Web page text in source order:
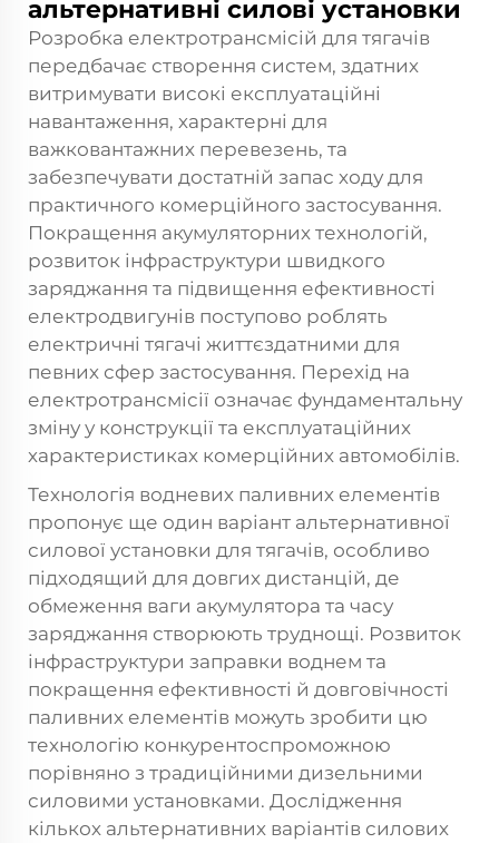
альтернативні силові установки
Розробка електротрансмісій для тягачів
передбачає створення систем, здатних
витримувати високі експлуатаційні
навантаження, характерні для
важковантажних перевезень, та
забезпечувати достатній запас ходу для
практичного комерційного застосування.
Покращення акумуляторних технологій,
розвиток інфраструктури швидкого
заряджання та підвищення ефективності
електродвигунів поступово роблять
електричні тягачі життєздатними для
певних сфер застосування. Перехід на
електротрансмісії означає фундаментальну
зміну у конструкції та експлуатаційних
характеристиках комерційних автомобілів.
Технологія водневих паливних елементів
пропонує ще один варіант альтернативної
силової установки для тягачів, особливо
підходящий для довгих дистанцій, де
обмеження ваги акумулятора та часу
заряджання створюють труднощі. Розвиток
інфраструктури заправки воднем та
покращення ефективності й довговічності
паливних елементів можуть зробити цю
технологію конкурентоспроможною
порівняно з традиційними дизельними
силовими установками. Дослідження
кількох альтернативних варіантів силових